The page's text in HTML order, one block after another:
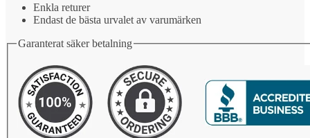
Enkla returer
Endast de bästa urvalet av varumärken
Garanterat säker betalning